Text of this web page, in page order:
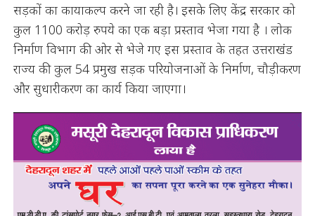
सड़कों का कायाकल्प करने जा रही है। इसके लिए केंद्र सरकार को
कुल 1100 करोड़ रुपये का एक बड़ा प्रस्ताव भेजा गया है । लोक
निर्माण विभाग की ओर से भेजे गए इस प्रस्ताव के तहत उत्तराखंड
राज्य की कुल 54 प्रमुख सड़क परियोजनाओं के निर्माण, चौड़ीकरण
और सुधारीकरण का कार्य किया जाएगा।